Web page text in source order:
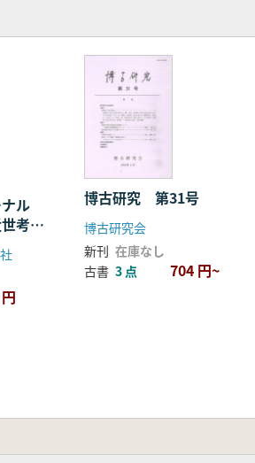
ナル
考古
博古研究 第31号
博古研究会
新刊 在庫なし
古書 3 点 704 円~